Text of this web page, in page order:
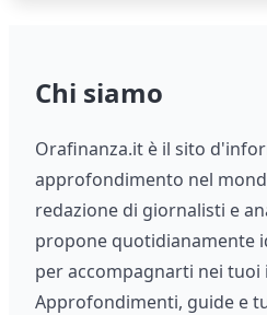
Chi siamo
Orafinanza.it è il sito
approfondimento nel
redazione di giornalisti e
propone quotidianamente
per accompagnarti nei tuoi
Approfondimenti, guide e